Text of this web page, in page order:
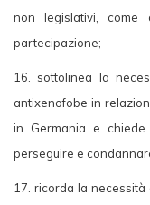
non legislativi, come
partecipazione;
16. sottolinea la
antixenofobe in
in Germania e chiede
perseguire e
17. ricorda la